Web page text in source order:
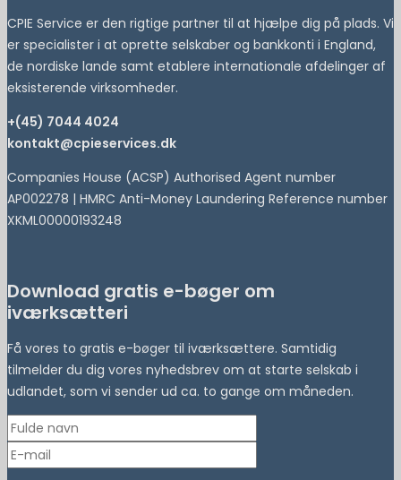
CPIE Service er den rigtige partner til at hjælpe dig på plads. Vi
er specialister i at oprette selskaber og bankkonti i England,
de nordiske lande samt etablere internationale afdelinger af
eksisterende virksomheder.
+(45) 7044 4024
kontakt@cpieservices.dk
Companies House (ACSP) Authorised Agent number
AP002278 | HMRC Anti-Money Laundering Reference number
XKML00000193248
Download gratis e-bøger om
iværksætteri
Få vores to gratis e-bøger til iværksættere. Samtidig
tilmelder du dig vores nyhedsbrev om at starte selskab i
udlandet, som vi sender ud ca. to gange om måneden.